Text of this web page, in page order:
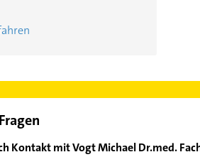
Kontakt mit Vogt Michael Dr.med.